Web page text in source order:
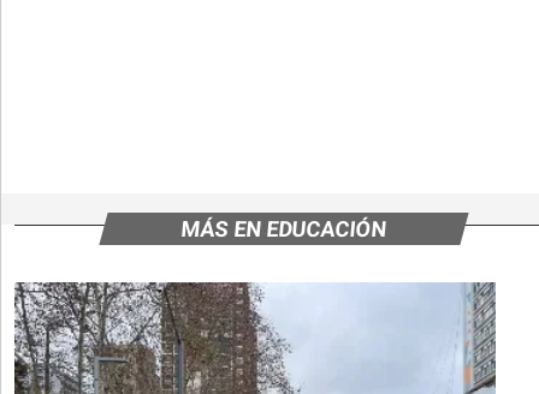
MÁS EN EDUCACIÓN